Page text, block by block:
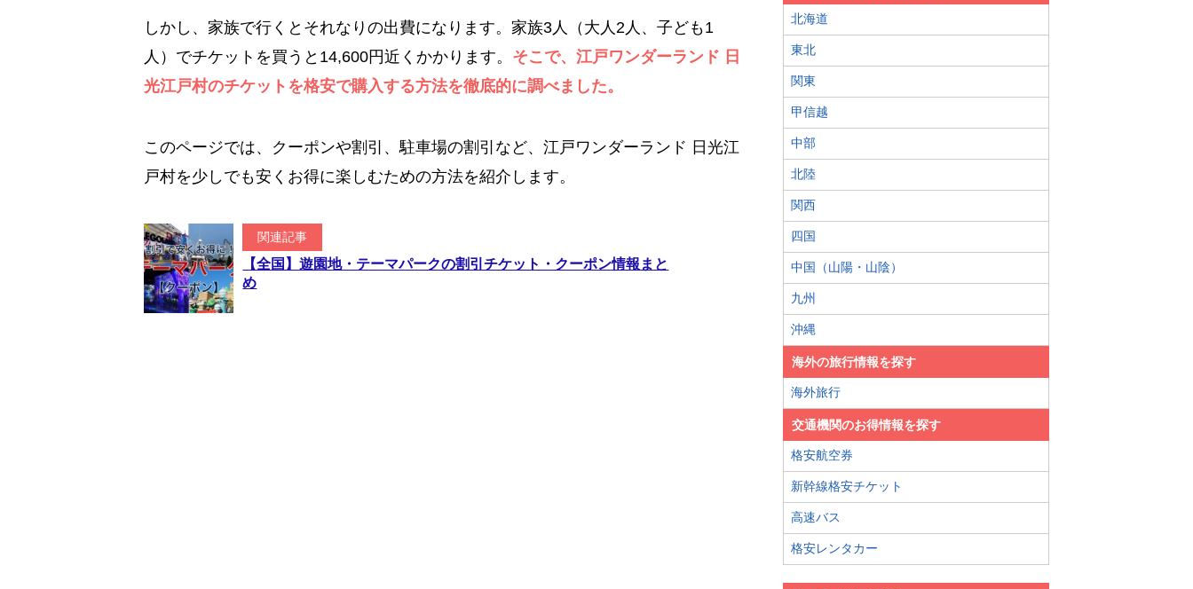
しかし、家族で行くとそれなりの出費になります。家族3人（大人2人、子ども1
人）でチケットを買うと14,600円近くかかります。 そこで、江戸ワンダーランド 日
光江戸村のチケットを格安で購入する方法を徹底的に調べました。
このページでは、クーポンや割引、駐車場の割引など、江戸ワンダーランド 日光江
戸村を少しでも安くお得に楽しむための方法を紹介します。
関連記事
【全国】遊園地・テーマパークの割引チケット・クーポン情報まと
め
北海道
東北
関東
甲信越
中部
北陸
関西
四国
中国（山陽・山陰）
九州
沖縄
海外の旅行情報を探す
海外旅行
交通機関のお得情報を探す
格安航空券
新幹線格安チケット
高速バス
格安レンタカー